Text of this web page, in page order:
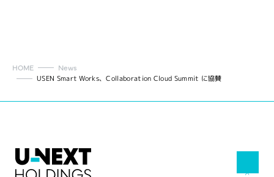
HOME News
USEN Smart Works、Collaboration Cloud Summit に協賛